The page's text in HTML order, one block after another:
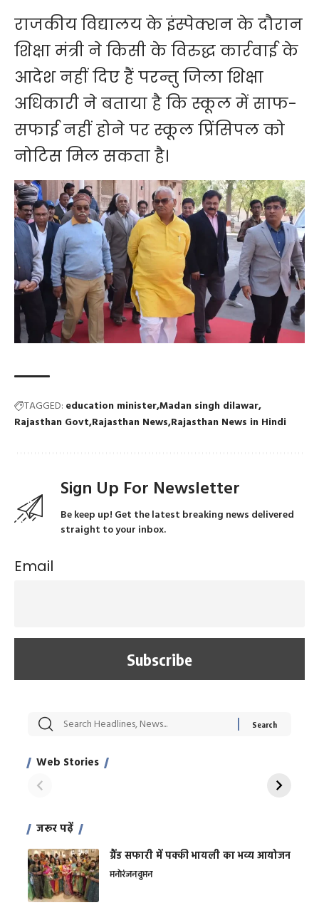
राजकीय विद्यालय के इंस्पेक्शन के दौरान
शिक्षा मंत्री ने किसी के विरुद्ध कार्रवाई के
आदेश नहीं दिए हैं परन्तु जिला शिक्षा
अधिकारी ने बताया है कि स्कूल में साफ-
सफाई नहीं होने पर स्कूल प्रिंसिपल को
नोटिस मिल सकता है।
TAGGED: education ministerMadan singh dilawar
Rajasthan Govt Rajasthan News Rajasthan News in Hindi
Sign Up For Newsletter
Be keep up! Get the latest breaking news delivered
straight to your inbox.
Email
Web Stories
सट्टेबाजी में अरेस्ट हुए
साहिल खान
रोज एक कच्चे लहसुन
जरूर पढ़ें
ग्रैंड सफारी में पक्की भायली का भव्य आयोजन
मनोरंजनवुमन